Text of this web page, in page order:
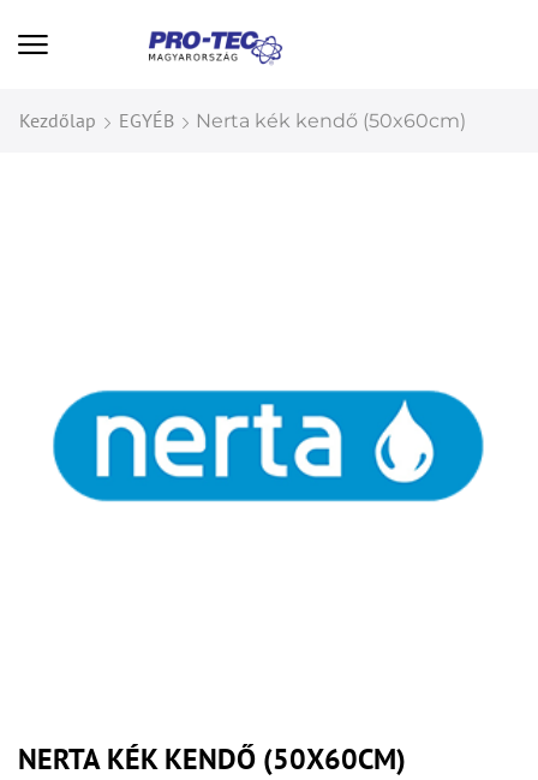
Kezdőlap EGYÉB Nerta kék kendő (50x60cm)
NERTA KÉK KENDŐ (50X60CM)